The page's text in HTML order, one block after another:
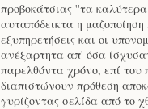
προβοκάτσιας ''τα
αυταπόδεικτα η μαζοποίηση
εξυπηρετήσεις και οι
ανέξαρτητα απ' όσα
παρελθόντα χρόνο, επί του
διαπιστώνουν πρόθεση
γυρίζοντας σελίδα από το